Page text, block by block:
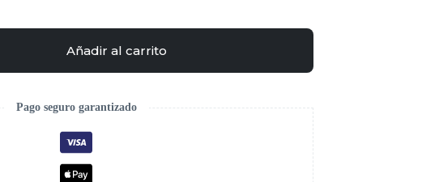
Añadir al carrito
Pago seguro garantizado